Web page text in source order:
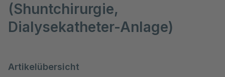
(Shuntchirurgie,
Dialysekatheter-Anlage)
Artikelübersicht